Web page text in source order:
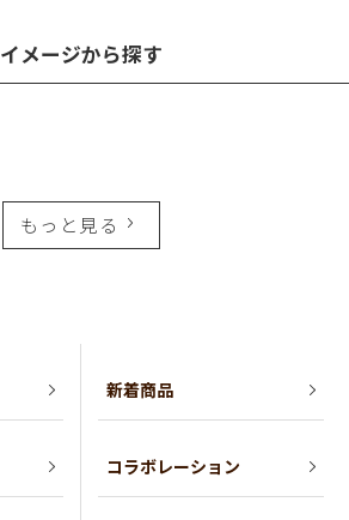
イメージから探す
もっと見る
新着商品
コラボレーション